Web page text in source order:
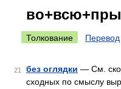
Толкование Перевод
21 без оглядки — См.
сходных по смыслу